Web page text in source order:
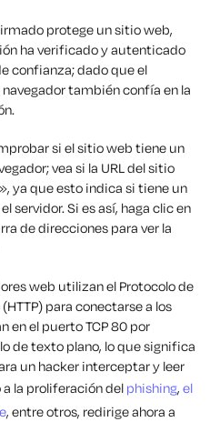
protege un sitio web,
ha verificado y autenticado
confianza; dado que el
navegador también confía en la
si el sitio web tiene un
vea si la URL del sitio
ya que esto indica si tiene un
servidor. Si es así, haga clic en
de direcciones para ver la
web utilizan el Protocolo de
para conectarse a los
en el puerto TCP 80 por
de texto plano, lo que significa
un hacker interceptar y leer
la proliferación del phishing, el
, entre otros, redirige ahora a